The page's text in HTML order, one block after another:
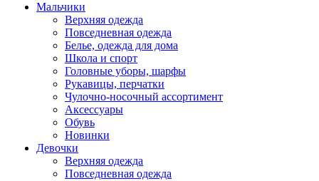
Мальчики
Верхняя одежда
Повседневная одежда
Белье, одежда для дома
Школа и спорт
Головные уборы, шарфы
Рукавицы, перчатки
Чулочно-носочный ассортимент
Аксессуары
Обувь
Новинки
Девочки
Верхняя одежда
Повседневная одежда